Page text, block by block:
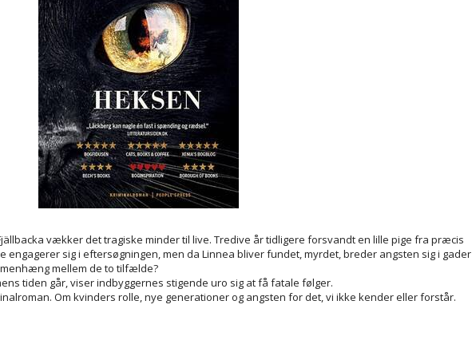
vækker det tragiske minder til live. Tredive år tidligere forsvandt en lille pige fra præcis
engagerer sig i eftersøgningen, men da Linnea bliver fundet, myrdet, breder angsten sig i gader
mellem de to tilfælde?
tiden går, viser indbyggernes stigende uro sig at få fatale følger.
Om kvinders rolle, nye generationer og angsten for det, vi ikke kender eller forstår.